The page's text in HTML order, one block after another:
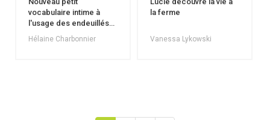
vocabulaire intime à
l'usage des endeuillés
du monde
Hélaine Charbonnier
la ferme
Vanessa Lykowski